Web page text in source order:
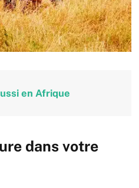
en Afrique
dans votre